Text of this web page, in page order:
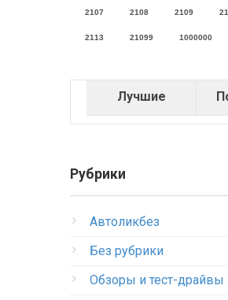
2107 2108 2109
2113 21099 1000000
Лучшие
Рубрики
Автоликбез
Без рубрики
Обзоры и тест-драйвы